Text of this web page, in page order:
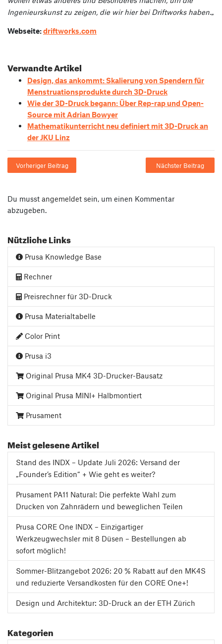
Ingenieurskunst zu zeigen, die wir hier bei Driftworks haben.„
Webseite:driftworks.com
Verwandte Artikel
Design, das ankommt: Skalierung von Spendern für
Menstruationsprodukte durch 3D-Druck
Wie der 3D-Druck begann: Über Rep-rap und Open-
Source mit Adrian Bowyer
Mathematikunterricht neu definiert mit 3D-Druck an
der JKU Linz
Vorheriger Beitrag Nächster Beitrag
Du musst angemeldet sein, um einen Kommentar
abzugeben.
Nützliche Links
Prusa Knowledge Base
Rechner
Preisrechner für 3D-Druck
Prusa Materialtabelle
Color Print
Prusa i3
Original Prusa MK4 3D-Drucker-Bausatz
Original Prusa MINI+ Halbmontiert
Prusament
Meist gelesene Artikel
Stand des INDX – Update Juli 2026: Versand der
„Founder’s Edition“ + Wie geht es weiter?
Prusament PA11 Natural: Die perfekte Wahl zum
Drucken von Zahnrädern und beweglichen Teilen
Prusa CORE One INDX – Einzigartiger
Werkzeugwechsler mit 8 Düsen – Bestellungen ab
sofort möglich!
Sommer-Blitzangebot 2026: 20 % Rabatt auf den MK4S
und reduzierte Versandkosten für den CORE One+!
Design und Architektur: 3D-Druck an der ETH Zürich
Kategorien